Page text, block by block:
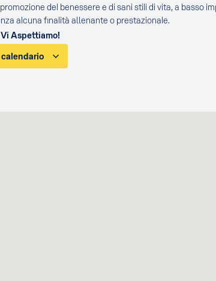
del benessere e di sani stili di vita, a basso
alcuna finalità allenante o prestazionale.
Aspettiamo!